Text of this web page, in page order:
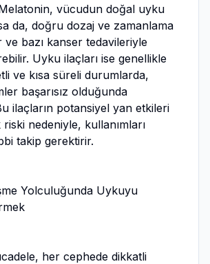
vücudun doğal uyku
da, doğru dozaj ve zamanlama
ve bazı kanser tedavileriyle
Uyku ilaçları ise genellikle
ve kısa süreli durumlarda,
başarısız olduğunda
ilaçların potansiyel yan etkileri
riski nedeniyle, kullanımları
takip gerektirir.
Yolculuğunda Uykuyu
her cephede dikkatli